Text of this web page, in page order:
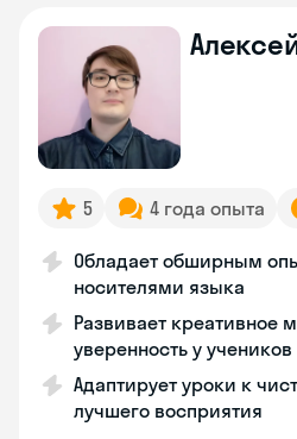
5 4 года опыта
Обладает обширным
носителями языка
Развивает креативное
уверенность у учеников
Адаптирует уроки к
лучшего восприятия